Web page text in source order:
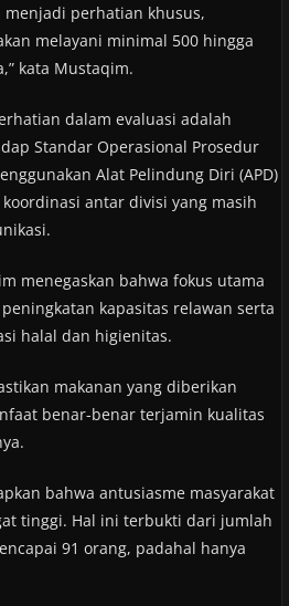
perhatian khusus,
melayani minimal 500 hingga
kata Mustaqim.
dalam evaluasi adalah
Standar Operasional Prosedur
Alat Pelindung Diri (APD)
antar divisi yang masih
menegaskan bahwa fokus utama
kapasitas relawan serta
halal dan higienitas.
makanan yang diberikan
benar-benar terjamin kualitas
bahwa antusiasme masyarakat
tinggi. Hal ini terbukti dari jumlah
91 orang, padahal hanya